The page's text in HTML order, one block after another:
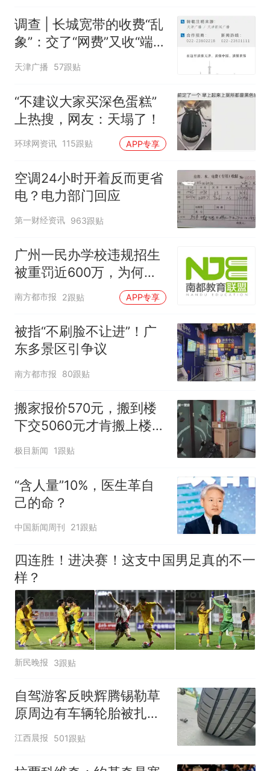
调查 | 长城宽带的收费“乱
象”：交了“网费”又收“端口
费”，退费没着落，使用期
天津广播 57跟贴
“不建议大家买深色蛋糕”
上热搜，网友：天塌了！
环球网资讯 115跟贴 APP专享
空调24小时开着反而更省
电？电力部门回应
第一财经资讯 963跟贴
广州一民办学校违规招生
被重罚近600万，为何罚
这么重？
南方都市报 2跟贴 APP专享
被指“不刷脸不让进”！广
东多景区引争议
南方都市报 80跟贴
搬家报价570元，搬到楼
下交5060元才肯搬上楼！
女子傻眼了
极目新闻 1跟贴
“含人量”10%，医生革自
己的命？
中国新闻周刊 21跟贴
四连胜！进决赛！这支中国男足真的不一
样？
新民晚报 3跟贴
自驾游客反映辉腾锡勒草
原周边有车辆轮胎被扎，
修理店铺换胎价格高达千
元，官方发布情况通报
江西晨报 501跟贴